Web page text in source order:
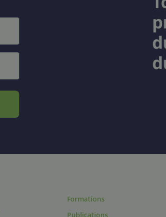
Formations
Publications